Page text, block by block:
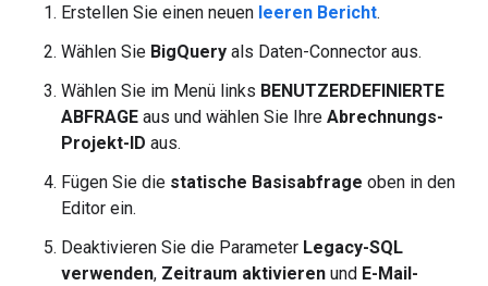
Erstellen Sie einen neuen leeren Bericht.
Wählen Sie BigQuery als Daten-Connector aus.
Wählen Sie im Menü links BENUTZERDEFINIERTE
ABFRAGE aus und wählen Sie Ihre Abrechnungs-
Projekt-ID aus.
Fügen Sie die statische Basisabfrage oben in den
Editor ein.
Deaktivieren Sie die Parameter Legacy-SQL
verwenden, Zeitraum aktivieren und E-Mail-